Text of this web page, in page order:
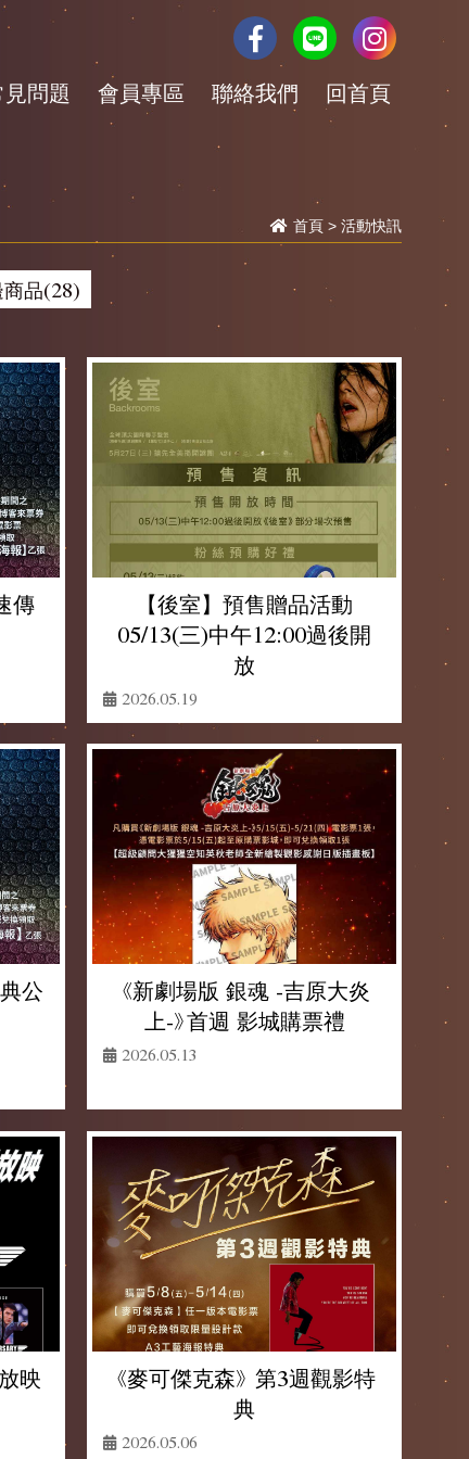
問題 會員專區 聯絡我們 回首頁
首頁 > 活動快訊
品(28)
傳
【後室】預售贈品活動
05/13(三)中午12:00過後開
放
2026.05.19
公
《新劇場版 銀魂 -吉原大炎
上-》首週 影城購票禮
2026.05.13
映
《麥可傑克森》 第3週觀影特
典
2026.05.06